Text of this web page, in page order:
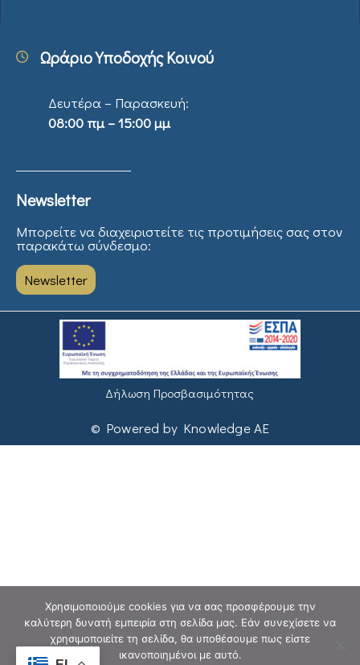
Ωράριο Υποδοχής Κοινού
Δευτέρα – Παρασκευή:
08:00 πμ – 15:00 μμ
Newsletter
Μπορείτε να διαχειριστείτε τις προτιμήσεις σας στον
παρακάτω σύνδεσμο:
Newsletter
Δήλωση Προσβασιμότητας
© Powered by Knowledge AE
Χρησιμοποιούμε cookies για να σας προσφέρουμε την
καλύτερη δυνατή εμπειρία στη σελίδα μας. Εάν συνεχίσετε να
χρησιμοποιείτε τη σελίδα, θα υποθέσουμε πως είστε
ικανοποιημένοι με αυτό.